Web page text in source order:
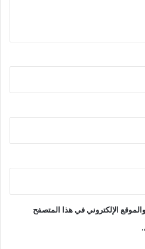
الإلكتروني في هذا المتصفح